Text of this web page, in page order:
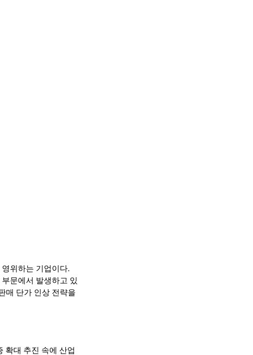
위하는 기업이다.
문에서 발생하고 있
매 단가 인상 전략을
확대 추진 속에 산업